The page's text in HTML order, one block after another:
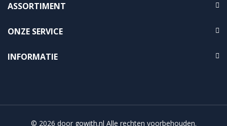
ASSORTIMENT
ONZE SERVICE
INFORMATIE
© 2026 door gowith.nl Alle rechten voorbehouden.